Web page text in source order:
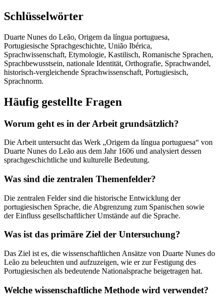
Schlüsselwörter
Duarte Nunes do Leão, Origem da língua portuguesa,
Portugiesische Sprachgeschichte, União Ibérica,
Sprachwissenschaft, Etymologie, Kastilisch, Romanische Sprachen,
Sprachbewusstsein, nationale Identität, Orthografie, Sprachwandel,
historisch-vergleichende Sprachwissenschaft, Portugiesisch,
Sprachnorm.
Häufig gestellte Fragen
Worum geht es in der Arbeit grundsätzlich?
Die Arbeit untersucht das Werk „Origem da língua portuguesa“ von
Duarte Nunes do Leão aus dem Jahr 1606 und analysiert dessen
sprachgeschichtliche und kulturelle Bedeutung.
Was sind die zentralen Themenfelder?
Die zentralen Felder sind die historische Entwicklung der
portugiesischen Sprache, die Abgrenzung zum Spanischen sowie
der Einfluss gesellschaftlicher Umstände auf die Sprache.
Was ist das primäre Ziel der Untersuchung?
Das Ziel ist es, die wissenschaftlichen Ansätze von Duarte Nunes do
Leão zu beleuchten und aufzuzeigen, wie er zur Festigung des
Portugiesischen als bedeutende Nationalsprache beigetragen hat.
Welche wissenschaftliche Methode wird verwendet?